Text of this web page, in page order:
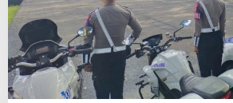
r
e
E